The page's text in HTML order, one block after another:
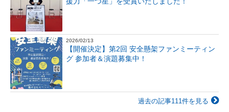
2026/02/13
【開催決定】第2回 安全懸架ファンミーティン
グ 参加者＆演題募集中！
過去の記事111件を見る